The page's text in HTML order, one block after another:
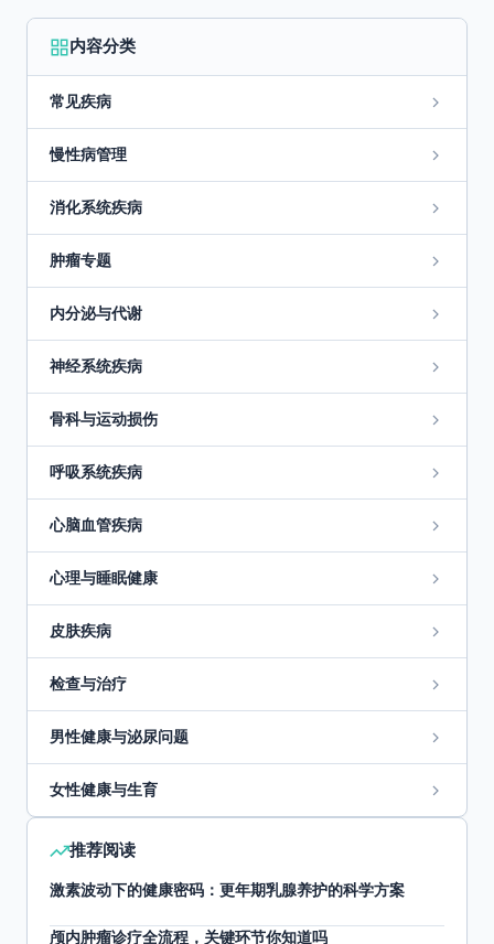
内容分类
常见疾病
慢性病管理
消化系统疾病
肿瘤专题
内分泌与代谢
神经系统疾病
骨科与运动损伤
呼吸系统疾病
心脑血管疾病
心理与睡眠健康
皮肤疾病
检查与治疗
男性健康与泌尿问题
女性健康与生育
推荐阅读
激素波动下的健康密码：更年期乳腺养护的科学方案
颅内肿瘤诊疗全流程，关键环节你知道吗